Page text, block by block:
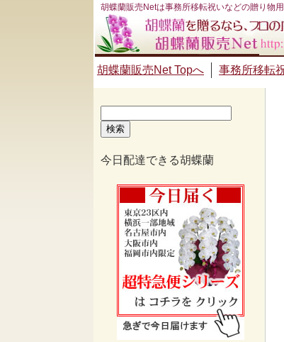
胡蝶蘭販売Netは事務所移転祝いなどの贈り物
胡蝶蘭販売Net Topへ 事務所移転
索:
今日配達できる胡蝶蘭